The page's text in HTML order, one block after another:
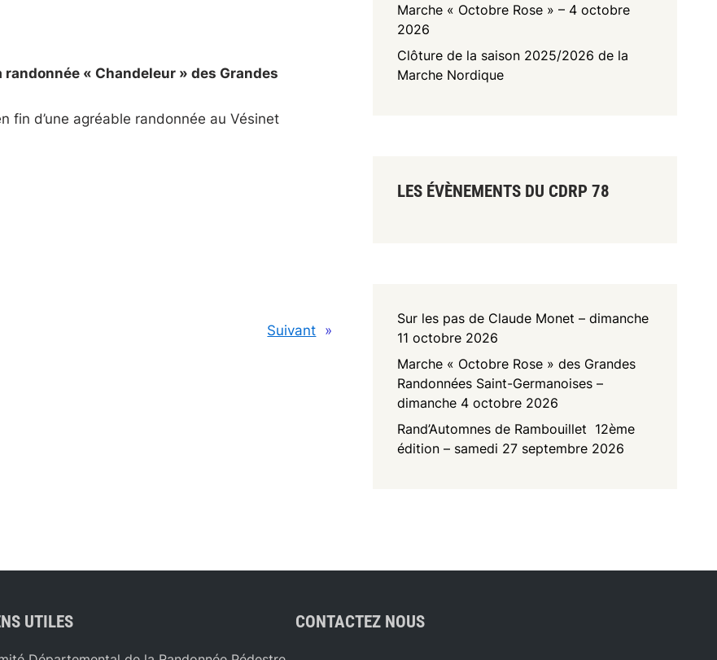
« Chandeleur » des Grandes
fin d’une agréable randonnée au Vésinet
Suivant »
Marche « Octobre Rose » – 4 octobre
2026
Clôture de la saison 2025/2026 de la
Marche Nordique
LES ÉVÈNEMENTS DU CDRP 78
Sur les pas de Claude Monet – dimanche
11 octobre 2026
Marche « Octobre Rose » des Grandes
Randonnées Saint-Germanoises –
dimanche 4 octobre 2026
Rand’Automnes de Rambouillet 12ème
édition – samedi 27 septembre 2026
UTILES CONTACTEZ NOUS